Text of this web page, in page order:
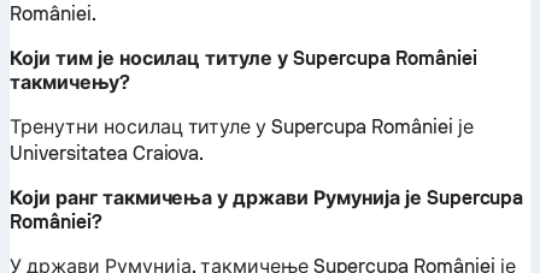
României.
Који тим је носилац титуле у Supercupa României
такмичењу?
Тренутни носилац титуле у Supercupa României је
Universitatea Craiova.
Који ранг такмичења у држави Румунија је Supercupa
României?
У држави Румунија, такмичење Supercupa României је